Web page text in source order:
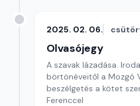
2025. 02. 06.
Olvasójegy
A szavak lázadása.
börtönéveitől a Mozgó
beszélgetés a kötet
Ferenccel